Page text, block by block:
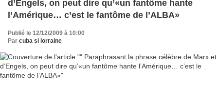
d’Engels, on peut dire qu’«un fantôme hante
l’Amérique… c’est le fantôme de l’ALBA»
Publié le 12/12/2009 à 10:00
Par cuba si lorraine